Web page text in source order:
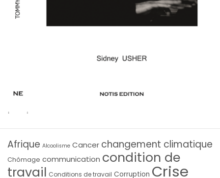
Afrique Alcoolisme Cancer changement climatique
Chômage communication condition de
travail Conditions de travail Corruption Crise